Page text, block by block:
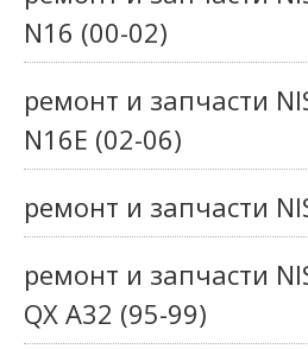
N16 (00-02)
ремонт и запчасти
N16E (02-06)
ремонт и запчасти
ремонт и запчасти
QX A32 (95-99)